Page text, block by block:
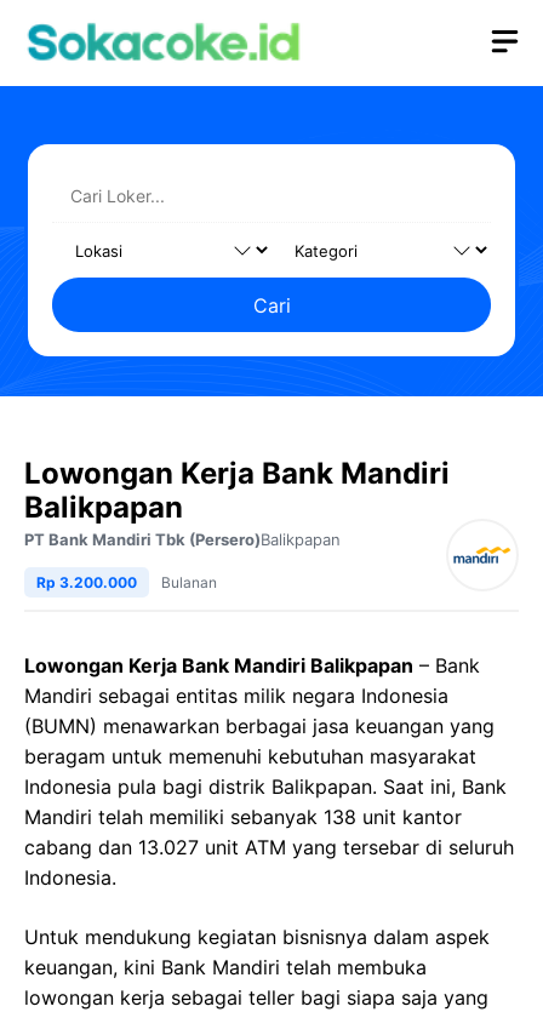
Cari
Lowongan Kerja Bank Mandiri
Balikpapan
PT Bank Mandiri Tbk (Persero)Balikpapan
Rp 3.200.000 Bulanan
Lowongan Kerja Bank Mandiri Balikpapan – Bank
Mandiri sebagai entitas milik negara Indonesia
(BUMN) menawarkan berbagai jasa keuangan yang
beragam untuk memenuhi kebutuhan masyarakat
Indonesia pula bagi distrik Balikpapan. Saat ini, Bank
Mandiri telah memiliki sebanyak 138 unit kantor
cabang dan 13.027 unit ATM yang tersebar di seluruh
Indonesia.
Untuk mendukung kegiatan bisnisnya dalam aspek
keuangan, kini Bank Mandiri telah membuka
lowongan kerja sebagai teller bagi siapa saja yang